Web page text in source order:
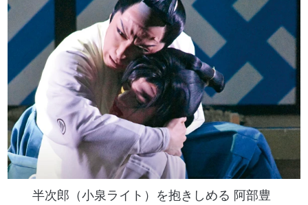
半次郎（小泉ライト）を抱きしめる 阿部豊